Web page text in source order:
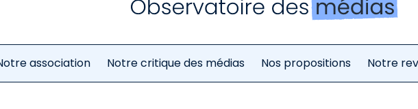
association Notre critique des médias Nos propositions Notre